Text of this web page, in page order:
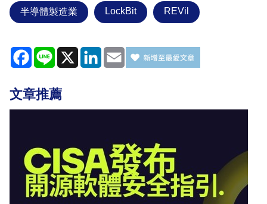
半導體製造業 LockBit REVil
Facebook
Line X LinkedIn
Email
文章推薦